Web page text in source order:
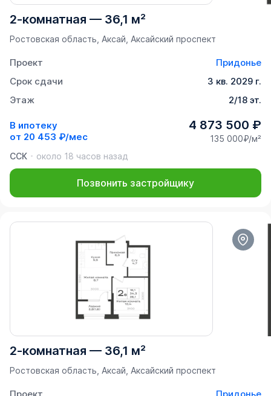
2-комнатная — 36,1 м²
Ростовская область, Аксай, Аксайский проспект
Проект
Придонье
Срок сдачи
3 кв. 2029 г.
Этаж
2/18 эт.
В ипотеку
от 20 453 ₽/мес
4 873 500 ₽
135 000₽/м²
ССК
около 18 часов назад
Позвонить застройщику
2-комнатная — 36,1 м²
Ростовская область, Аксай, Аксайский проспект